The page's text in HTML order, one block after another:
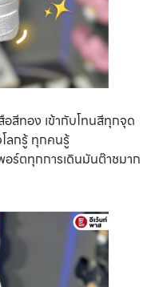
สีทอง เข้ากับโทนสีทุกจุด
ลกรู้ ทุกคนรู้
ร์ตทุกการเดินมันต๊าชมาก